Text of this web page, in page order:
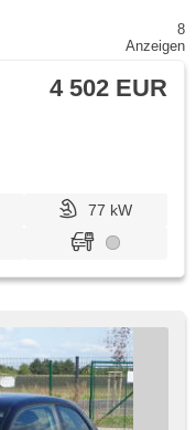
8
Anzeigen
4 502 EUR
77 kW